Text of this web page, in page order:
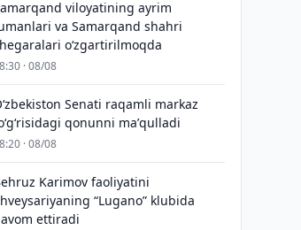
viloyatining ayrim
va Samarqand shahri
oʻzgartirilmoqda
· 08/08
Senati raqamli markaz
qonunni maʼqulladi
· 08/08
Karimov faoliyatini
“Lugano” klubida
ettiradi